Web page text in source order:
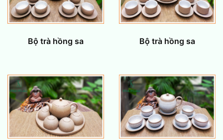
Bộ trà hồng sa Bộ trà hồng sa